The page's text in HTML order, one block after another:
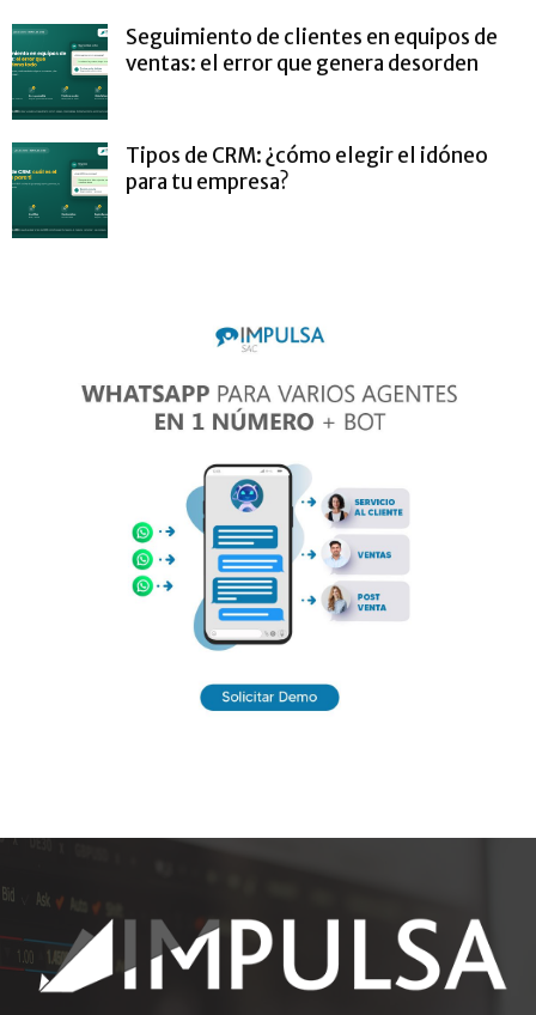
Seguimiento de clientes en equipos de
ventas: el error que genera desorden
Tipos de CRM: ¿cómo elegir el idóneo
para tu empresa?